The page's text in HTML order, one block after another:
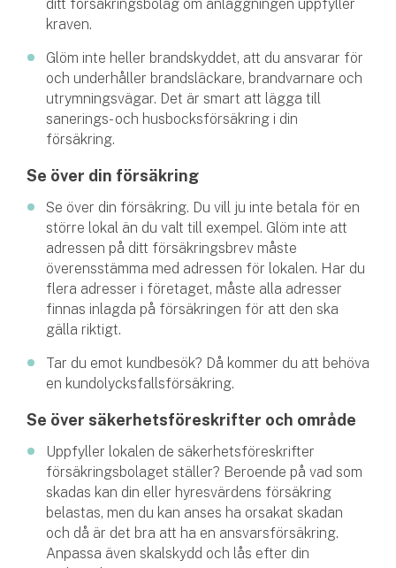
ditt försäkringsbolag om anläggningen uppfyller
kraven.
Glöm inte heller brandskyddet, att du ansvarar för
och underhåller brandsläckare, brandvarnare och
utrymningsvägar. Det är smart att lägga till
sanerings- och husbocksförsäkring i din
försäkring.
Se över din försäkring
Se över din försäkring. Du vill ju inte betala för en
större lokal än du valt till exempel. Glöm inte att
adressen på ditt försäkringsbrev måste
överensstämma med adressen för lokalen. Har du
flera adresser i företaget, måste alla adresser
finnas inlagda på försäkringen för att den ska
gälla riktigt.
Tar du emot kundbesök? Då kommer du att behöva
en kundolycksfallsförsäkring.
Se över säkerhetsföreskrifter och område
Uppfyller lokalen de säkerhetsföreskrifter
försäkringsbolaget ställer? Beroende på vad som
skadas kan din eller hyresvärdens försäkring
belastas, men du kan anses ha orsakat skadan
och då är det bra att ha en ansvarsförsäkring.
Anpassa även skalskydd och lås efter din